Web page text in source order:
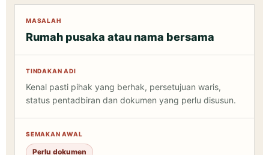
Rumah pusaka atau nama bersama
Kenal pasti pihak yang berhak, persetujuan waris,
status pentadbiran dan dokumen yang perlu disusun.
Perlu dokumen